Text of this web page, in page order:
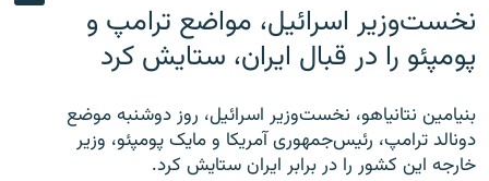
نخست‌وزیر اسرائیل، مواضع ترامپ و
پومپئو را در قبال ایران، ستایش کرد
بنیامین نتانیاهو، نخست‌وزیر اسرائیل، روز دوشنبه موضع
دونالد ترامپ، رئیس‌جمهوری آمریکا و مایک پومپئو، وزیر
خارجه این کشور را در برابر ایران ستایش کرد.